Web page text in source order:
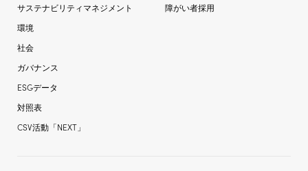
サステナビリティマネジメント
環境
社会
ガバナンス
ESGデータ
対照表
CSV活動「NEXT」
障がい者採用